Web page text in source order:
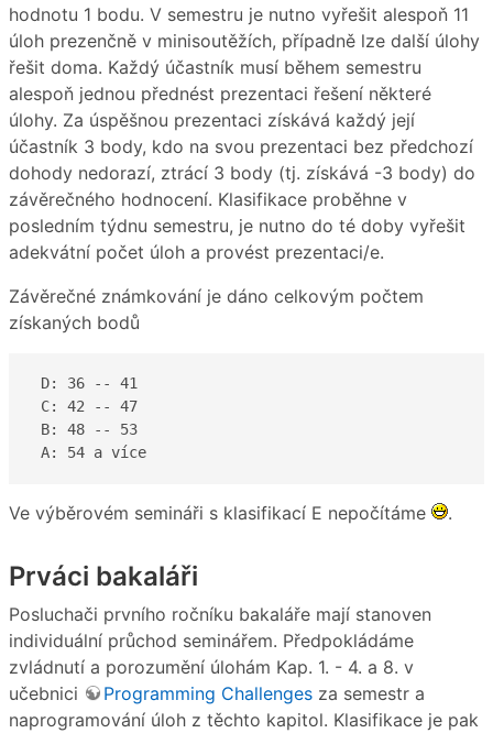
hodnotu 1 bodu. V semestru je nutno vyřešit alespoň 11
úloh prezenčně v minisoutěžích, případně lze další úlohy
řešit doma. Každý účastník musí během semestru
alespoň jednou přednést prezentaci řešení některé
úlohy. Za úspěšnou prezentaci získává každý její
účastník 3 body, kdo na svou prezentaci bez předchozí
dohody nedorazí, ztrácí 3 body (tj. získává -3 body) do
závěrečného hodnocení. Klasifikace proběhne v
posledním týdnu semestru, je nutno do té doby vyřešit
adekvátní počet úloh a provést prezentaci/e.
Závěrečné známkování je dáno celkovým počtem
získaných bodů
D: 36 -- 41
C: 42 -- 47
B: 48 -- 53
A: 54 a více
Ve výběrovém semináři s klasifikací E nepočítáme .
Prváci bakaláři
Posluchači prvního ročníku bakaláře mají stanoven
individuální průchod seminářem. Předpokládáme
zvládnutí a porozumění úlohám Kap. 1. - 4. a 8. v
učebnici
Programming Challenges za semestr a
naprogramování úloh z těchto kapitol. Klasifikace je pak